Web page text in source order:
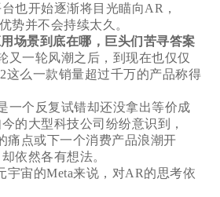
也开始逐渐将目光瞄向AR，
势并不会持续太久。
场景到底在哪，巨头们苦寻答案
一轮风潮之后，到现在也仅仅
2这么一款销量超过千万的产品称得
个反复试错却还没拿出等价成
的大型科技公司纷纷意识到，
痛点或下一个消费产品浪潮开
依然各有想法。
宙的Meta来说，对AR的思考依